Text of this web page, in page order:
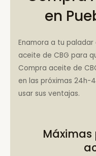
en
Enamora a tu
aceite de CBG para
Compra aceite de
en las próximas 24h-
usar sus ventajas.